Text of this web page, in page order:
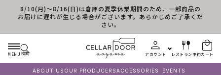
コンテンツに進む
8/10(月)～8/16(日)は倉庫の夏季休業期間のため、一部商品の
お届けに遅れが生じる場合がございます。あらかじめご了承くだ
さい。
MENU 検索 アカウント レストラン予約カート
ABOUT US OUR PRODUCERSACCESSORIES EVENTS